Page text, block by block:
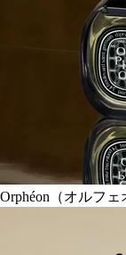
Orphéon（オルフェ